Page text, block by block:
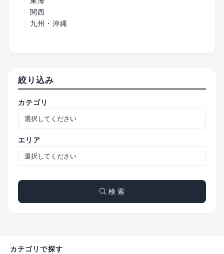
関西
九州・沖縄
絞り込み
カテゴリ
エリア
検 索
カテゴリで探す